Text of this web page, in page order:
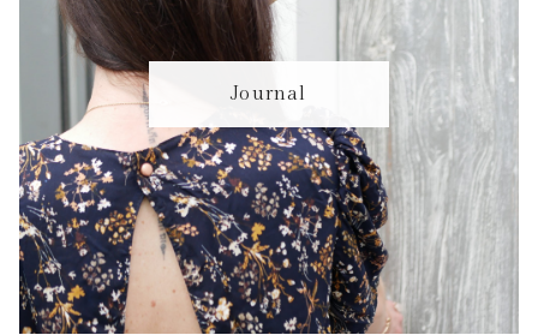
Journal